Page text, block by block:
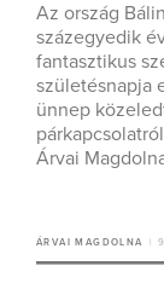
Az ország
százegyedik
fantasztikus
születésnapja
ünnep
Árvai
ÁRVAI MAGDOLNA